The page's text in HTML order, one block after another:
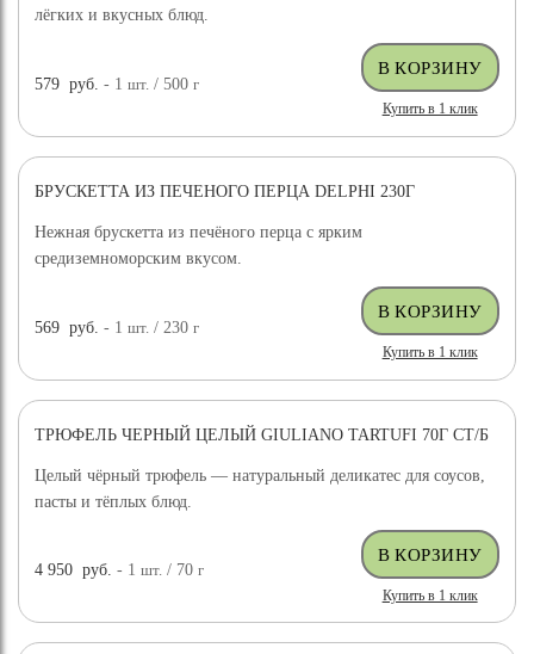
лёгких и вкусных блюд.
579 руб. - 1шт. / 500г
Купить в 1 клик
БРУСКЕТТА ИЗ ПЕЧЕНОГО ПЕРЦА DELPHI 230Г
Нежная брускетта из печёного перца с ярким
средиземноморским вкусом.
569 руб. - 1шт. / 230г
Купить в 1 клик
ДОСТАВКА БЕСПЛАТНО
ТРЮФЕЛЬ ЧЕРНЫЙ ЦЕЛЫЙ GIULIANO TARTUFI 70Г СТ/Б
Целый чёрный трюфель — натуральный деликатес для соусов,
пасты и тёплых блюд.
4 950 руб. - 1шт. / 70г
Купить в 1 клик